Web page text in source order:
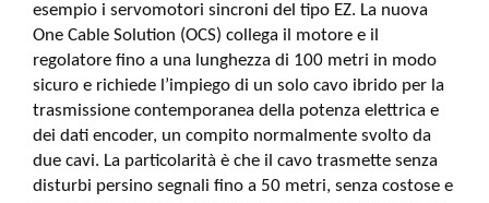
esempio i servomotori sincroni del tipo EZ. La nuova
One Cable Solution (OCS) collega il motore e il
regolatore fino a una lunghezza di 100 metri in modo
sicuro e richiede l’impiego di un solo cavo ibrido per la
trasmissione contemporanea della potenza elettrica e
dei dati encoder, un compito normalmente svolto da
due cavi. La particolarità è che il cavo trasmette senza
disturbi persino segnali fino a 50 metri, senza costose e